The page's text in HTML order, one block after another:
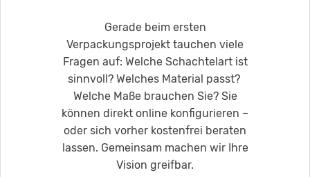
Gerade beim ersten
Verpackungsprojekt tauchen viele
Fragen auf: Welche Schachtelart ist
sinnvoll? Welches Material passt?
Welche Maße brauchen Sie? Sie
können direkt online konfigurieren –
oder sich vorher kostenfrei beraten
lassen. Gemeinsam machen wir Ihre
Vision greifbar.